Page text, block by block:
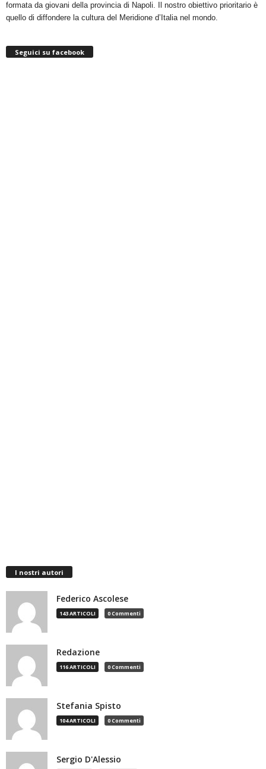
formata da giovani della provincia di Napoli. Il nostro obiettivo prioritario è
quello di diffondere la cultura del Meridione d’Italia nel mondo.
Seguici su facebook
I nostri autori
Federico Ascolese
143 ARTICOLI 0 Commenti
Redazione
116 ARTICOLI 0 Commenti
Stefania Spisto
104 ARTICOLI 0 Commenti
Sergio D'Alessio